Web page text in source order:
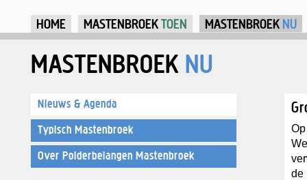
HOME MASTENBROEKTOEN MASTENBROEK NU
MASTENBROEK NU
de
Nieuws & Agenda
Typisch Mastenbroek
Over Polderbelangen Mastenbroek